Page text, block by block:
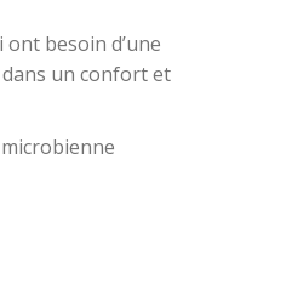
besoin d’une
un confort et